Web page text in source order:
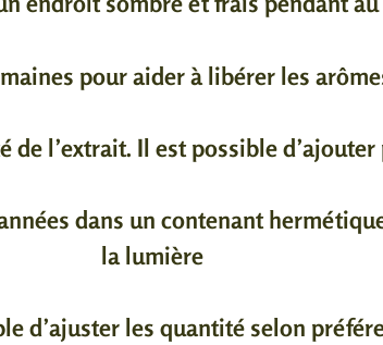
pour aider à libérer les
l’extrait. Il est possible
dans un contenant
la lumière
d’ajuster les quantité selon